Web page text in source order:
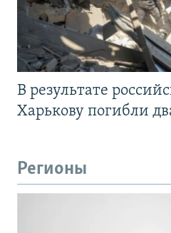
В результате
Харькову погибли
Регионы